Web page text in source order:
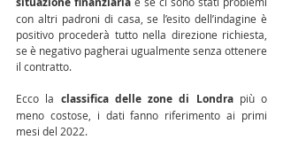
con altri padroni di casa, se l’esito dell’indagine è
positivo procederà tutto nella direzione richiesta,
se è negativo pagherai ugualmente senza ottenere
il contratto.
Ecco la classifica delle zone di Londra più o
meno costose, i dati fanno riferimento ai primi
mesi del 2022.